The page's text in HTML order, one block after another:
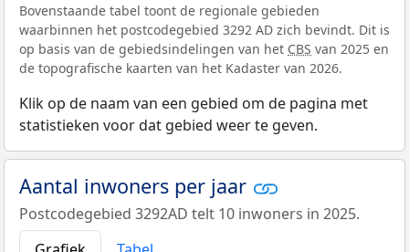
Bovenstaande tabel toont de regionale gebieden
waarbinnen het postcodegebied 3292 AD zich bevindt. Dit is
op basis van de gebiedsindelingen van het CBS van 2025 en
de topografische kaarten van het Kadaster van 2026.
Klik op de naam van een gebied om de pagina met
statistieken voor dat gebied weer te geven.
Aantal inwoners per jaar
Postcodegebied 3292AD telt 10 inwoners in 2025.